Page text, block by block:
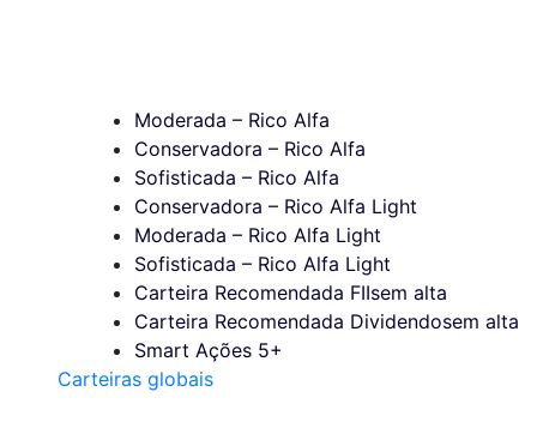
Moderada – Rico Alfa
Conservadora – Rico Alfa
Sofisticada – Rico Alfa
Conservadora – Rico Alfa Light
Moderada – Rico Alfa Light
Sofisticada – Rico Alfa Light
Carteira Recomendada FIIsem alta
Carteira Recomendada Dividendosem alta
Smart Ações 5+
Carteiras globais